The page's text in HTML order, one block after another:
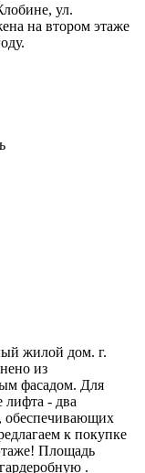
ул.
на втором этаже
жилой дом. г.
из
фасадом. Для
лифта - два
обеспечивающих
к покупке
Площадь
.